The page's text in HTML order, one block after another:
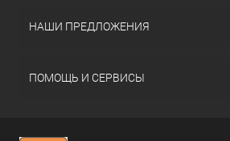
НАШИ ПРЕДЛОЖЕНИЯ
ПОМОЩЬ И СЕРВИСЫ